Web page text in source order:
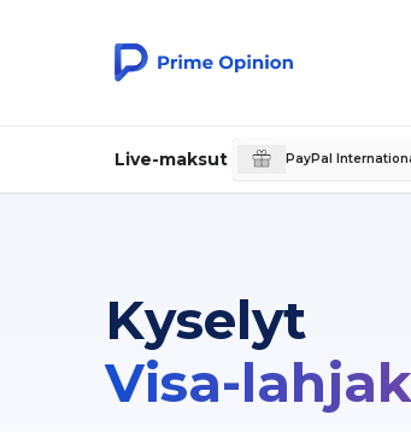
Live-maksut PayPal
Kyselyt
Visa-